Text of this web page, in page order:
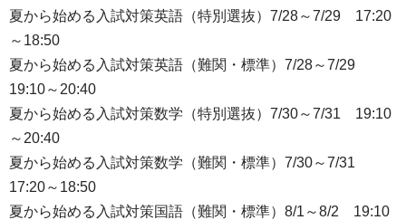
夏から始める入試対策英語（特別選抜）7/28～7/29 17:20
～18:50
夏から始める入試対策英語（難関・標準）7/28～7/29
19:10～20:40
夏から始める入試対策数学（特別選抜）7/30～7/31 19:10
～20:40
夏から始める入試対策数学（難関・標準）7/30～7/31
17:20～18:50
夏から始める入試対策国語（難関・標準）8/1～8/2 19:10